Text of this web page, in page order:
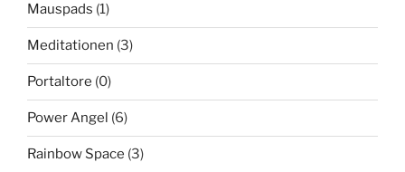
Mauspads (1)
Meditationen (3)
Portaltore (0)
Power Angel (6)
Rainbow Space (3)